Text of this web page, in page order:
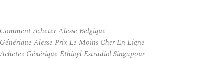
Comment Acheter Alesse Belgique
Générique Alesse Prix Le Moins Cher En Ligne
Achetez Générique Ethinyl Estradiol Singapour